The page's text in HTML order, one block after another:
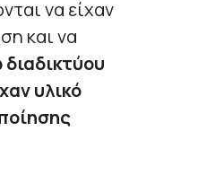
να είχαν
και να
υλικό